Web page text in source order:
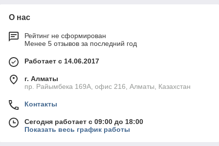
О нас
Рейтинг не сформирован
Менее 5 отзывов за последний год
Работает с 14.06.2017
г. Алматы
пр. Райымбека 169А, офис 216, Алматы, Казахстан
Контакты
Сегодня работает с 09:00 до 18:00
Показать весь график работы